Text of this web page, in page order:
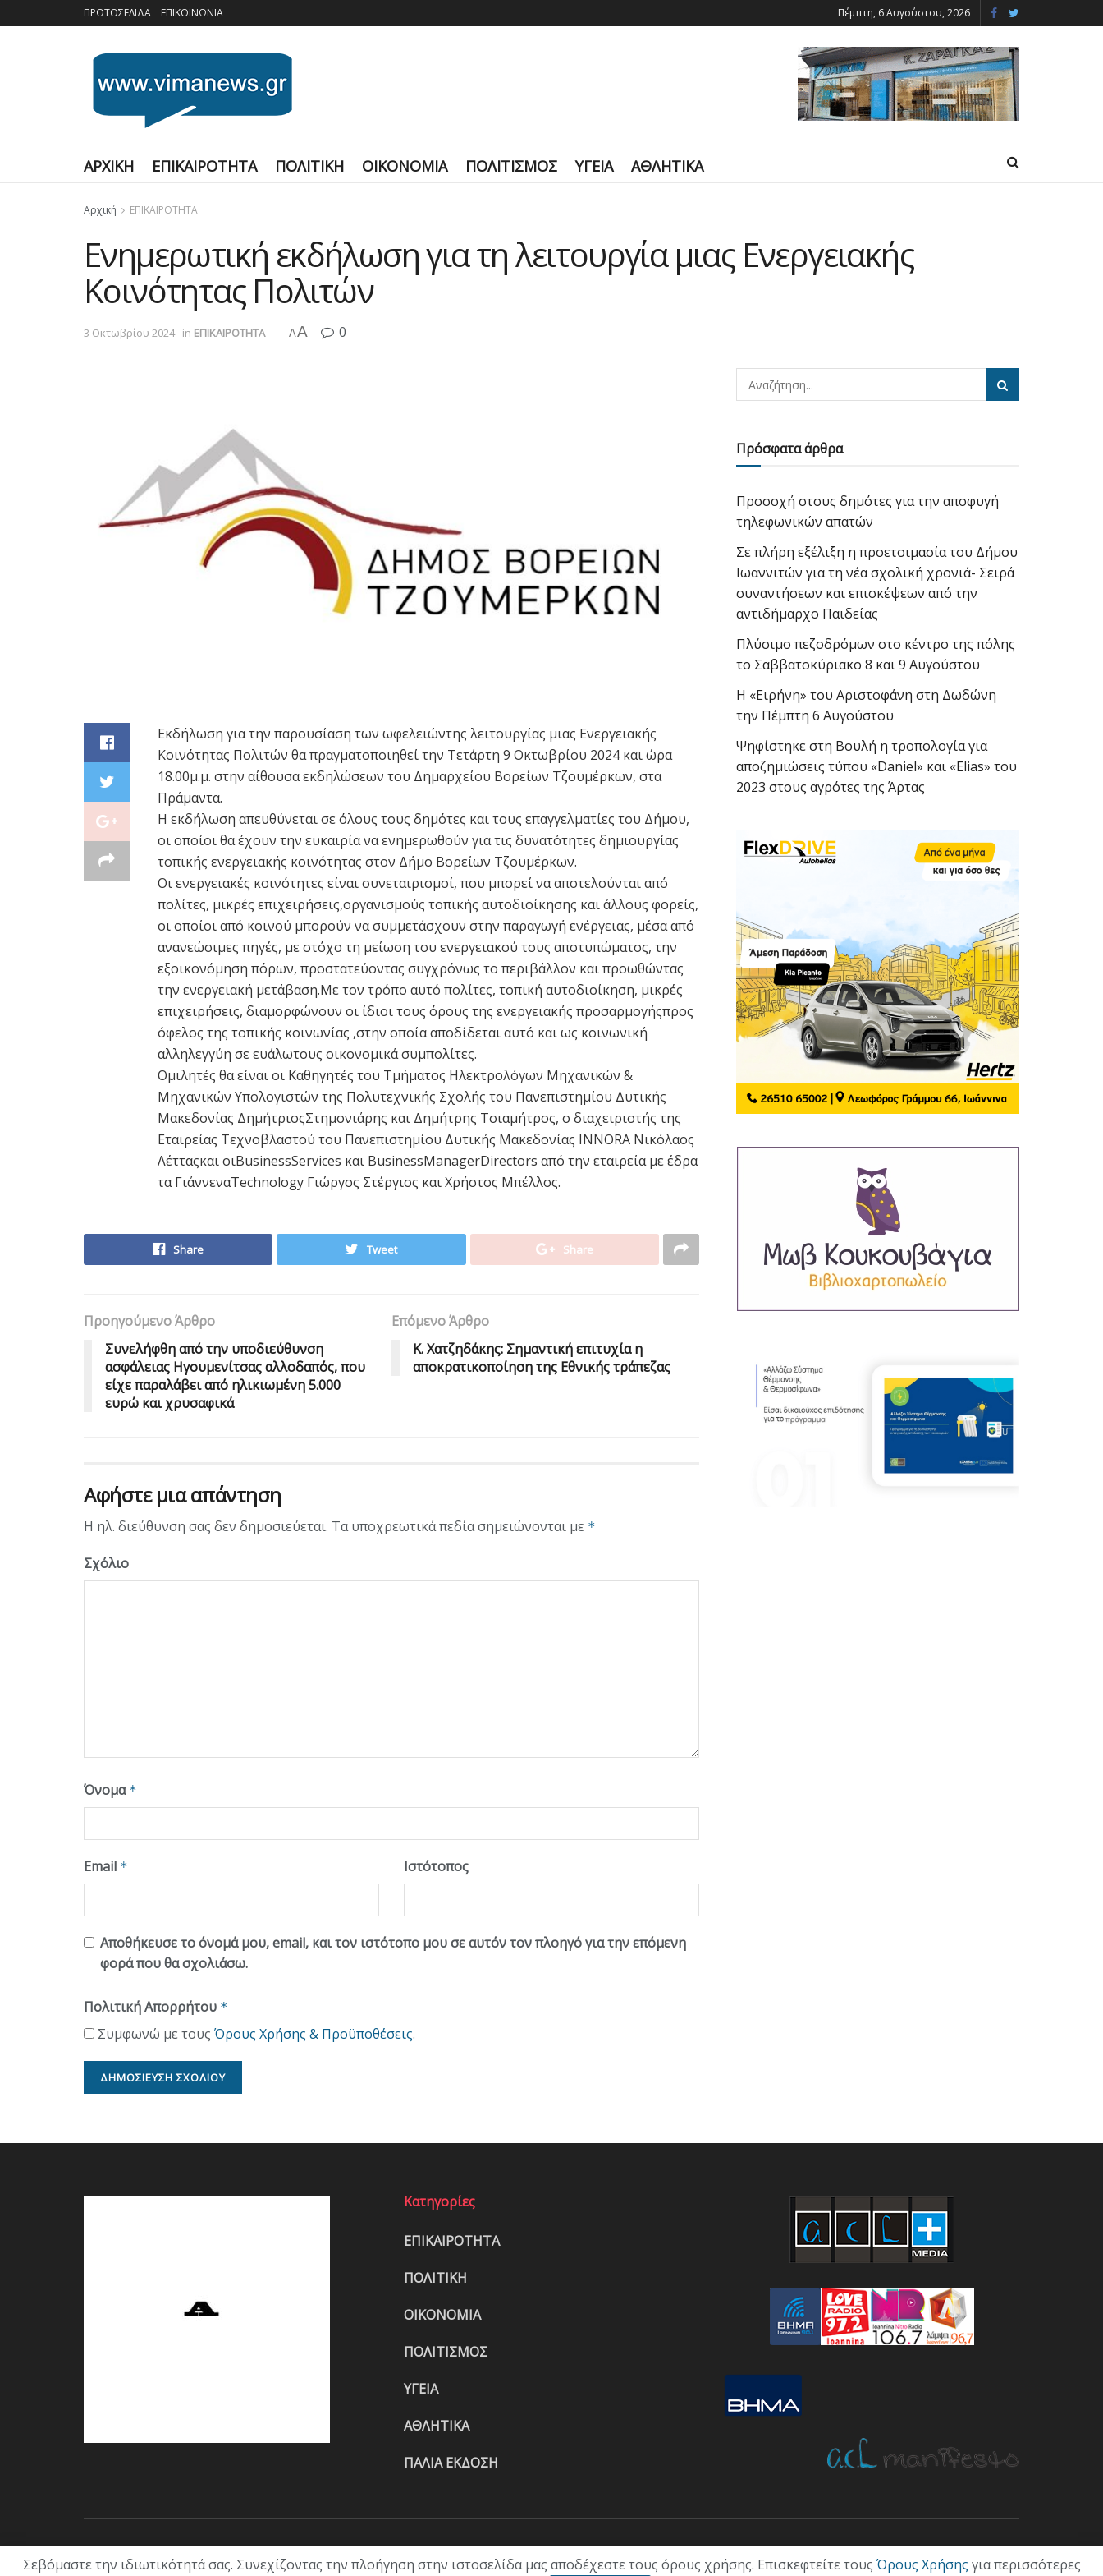
ΠΡΩΤΟΣΕΛΙΔΑ ΕΠΙΚΟΙΝΩΝΙΑ Πέμπτη, 6 Αυγούστου, 2026
ΑΡΧΙΚΗ ΕΠΙΚΑΙΡΟΤΗΤΑ ΠΟΛΙΤΙΚΗ ΟΙΚΟΝΟΜΙΑ ΠΟΛΙΤΙΣΜΟΣ ΥΓΕΙΑ ΑΘΛΗΤΙΚΑ
Αρχική ΕΠΙΚΑΙΡΟΤΗΤΑ
Ενημερωτική εκδήλωση για τη λειτουργία μιας Ενεργειακής
Κοινότητας Πολιτών
3 Οκτωβρίου 2024 in ΕΠΙΚΑΙΡΟΤΗΤΑ AA 0
Εκδήλωση για την παρουσίαση των ωφελειώντης λειτουργίας μιας Ενεργειακής
Κοινότητας Πολιτών θα πραγματοποιηθεί την Τετάρτη 9 Οκτωβρίου 2024 και ώρα
18.00μ.μ. στην αίθουσα εκδηλώσεων του Δημαρχείου Βορείων Τζουμέρκων, στα
Πράμαντα.
Η εκδήλωση απευθύνεται σε όλους τους δημότες και τους επαγγελματίες του Δήμου,
οι οποίοι θα έχουν την ευκαιρία να ενημερωθούν για τις δυνατότητες δημιουργίας
τοπικής ενεργειακής κοινότητας στον Δήμο Βορείων Τζουμέρκων.
Οι ενεργειακές κοινότητες είναι συνεταιρισμοί, που μπορεί να αποτελούνται από
πολίτες, μικρές επιχειρήσεις,οργανισμούς τοπικής αυτοδιοίκησης και άλλους φορείς,
οι οποίοι από κοινού μπορούν να συμμετάσχουν στην παραγωγή ενέργειας, μέσα από
ανανεώσιμες πηγές, με στόχο τη μείωση του ενεργειακού τους αποτυπώματος, την
εξοικονόμηση πόρων, προστατεύοντας συγχρόνως το περιβάλλον και προωθώντας
την ενεργειακή μετάβαση.Με τον τρόπο αυτό πολίτες, τοπική αυτοδιοίκηση, μικρές
επιχειρήσεις, διαμορφώνουν οι ίδιοι τους όρους της ενεργειακής προσαρμογήςπρος
όφελος της τοπικής κοινωνίας ,στην οποία αποδίδεται αυτό και ως κοινωνική
αλληλεγγύη σε ευάλωτους οικονομικά συμπολίτες.
Ομιλητές θα είναι οι Καθηγητές του Τμήματος Ηλεκτρολόγων Μηχανικών &
Μηχανικών Υπολογιστών της Πολυτεχνικής Σχολής του Πανεπιστημίου Δυτικής
Μακεδονίας ΔημήτριοςΣτημονιάρης και Δημήτρης Τσιαμήτρος, ο διαχειριστής της
Εταιρείας Τεχνοβλαστού του Πανεπιστημίου Δυτικής Μακεδονίας INNORA Νικόλαος
Λέτταςκαι οιBusinessServices και BusinessManagerDirectors από την εταιρεία με έδρα
τα ΓιάννεναTechnology Γιώργος Στέργιος και Χρήστος Μπέλλος.
Share Tweet Share
Προηγούμενο Άρθρο
Συνελήφθη από την υποδιεύθυνση
ασφάλειας Ηγουμενίτσας αλλοδαπός, που
είχε παραλάβει από ηλικιωμένη 5.000
ευρώ και χρυσαφικά
Επόμενο Άρθρο
Κ. Χατζηδάκης: Σημαντική επιτυχία η
αποκρατικοποίηση της Εθνικής τράπεζας
Αφήστε μια απάντηση
Η ηλ. διεύθυνση σας δεν δημοσιεύεται. Τα υποχρεωτικά πεδία σημειώνονται με *
Σχόλιο
Όνομα *
Email * Ιστότοπος
Αποθήκευσε το όνομά μου, email, και τον ιστότοπο μου σε αυτόν τον πλοηγό για την επόμενη
φορά που θα σχολιάσω.
Πολιτική Απορρήτου *
Συμφωνώ με τους Όρους Χρήσης & Προϋποθέσεις.
Πρόσφατα άρθρα
Προσοχή στους δημότες για την αποφυγή
τηλεφωνικών απατών
Σε πλήρη εξέλιξη η προετοιμασία του Δήμου
Ιωαννιτών για τη νέα σχολική χρονιά- Σειρά
συναντήσεων και επισκέψεων από την
αντιδήμαρχο Παιδείας
Πλύσιμο πεζοδρόμων στο κέντρο της πόλης
το Σαββατοκύριακο 8 και 9 Αυγούστου
Η «Ειρήνη» του Αριστοφάνη στη Δωδώνη
την Πέμπτη 6 Αυγούστου
Ψηφίστηκε στη Βουλή η τροπολογία για
αποζημιώσεις τύπου «Daniel» και «Elias» του
2023 στους αγρότες της Άρτας
Κατηγορίες
ΕΠΙΚΑΙΡΟΤΗΤΑ
ΠΟΛΙΤΙΚΗ
ΟΙΚΟΝΟΜΙΑ
ΠΟΛΙΤΙΣΜΟΣ
ΥΓΕΙΑ
ΑΘΛΗΤΙΚΑ
ΠΑΛΙΑ ΕΚΔΟΣΗ
Σεβόμαστε την ιδιωτικότητά σας. Συνεχίζοντας την πλοήγηση στην ιστοσελίδα μας αποδέχεστε τους όρους χρήσης. Επισκεφτείτε τους Όρους Χρήσης για περισσότερες